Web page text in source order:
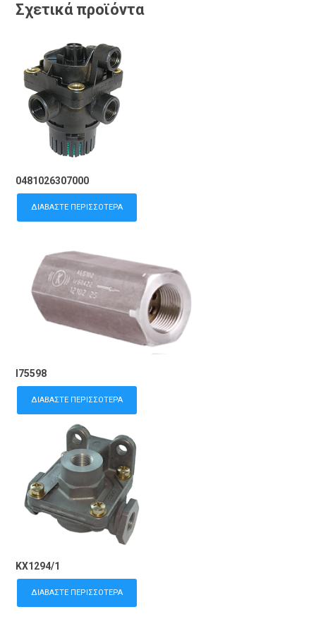
Σχετικά προϊόντα
0481026307000
ΔΙΑΒΆΣΤΕ ΠΕΡΙΣΣΌΤΕΡΑ
I75598
ΔΙΑΒΆΣΤΕ ΠΕΡΙΣΣΌΤΕΡΑ
KX1294/1
ΔΙΑΒΆΣΤΕ ΠΕΡΙΣΣΌΤΕΡΑ